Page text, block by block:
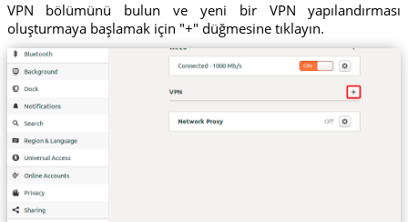
VPN bölümünü bulun ve yeni bir VPN yapılandırması
oluşturmaya başlamak için "+" düğmesine tıklayın.